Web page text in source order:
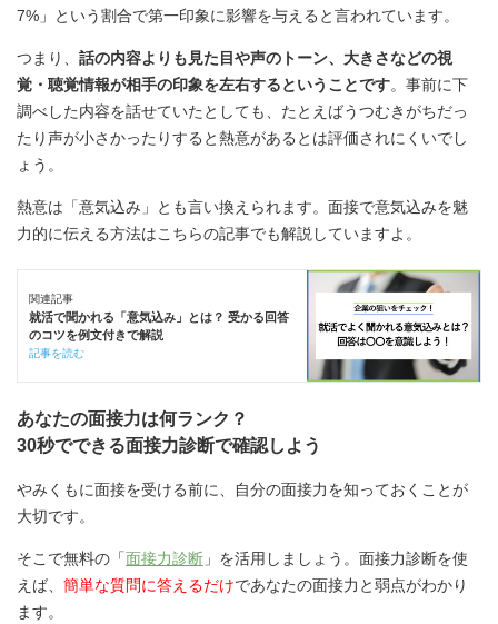
7%」という割合で第一印象に影響を与えると言われています。
つまり、 話の内容よりも見た目や声のトーン、大きさなどの視
覚・聴覚情報が相手の印象を左右するということです。事前に下
調べした内容を話せていたとしても、たとえばうつむきがちだっ
たり声が小さかったりすると熱意があるとは評価されにくいでし
ょう。
熱意は「意気込み」とも言い換えられます。面接で意気込みを魅
力的に伝える方法はこちらの記事でも解説していますよ。
関連記事
就活で聞かれる「意気込み」とは？ 受かる回答
のコツを例文付きで解説
記事を読む
あなたの面接力は何ランク？
30秒でできる面接力診断で確認しよう
やみくもに面接を受ける前に、自分の面接力を知っておくことが
大切です。
そこで無料の「面接力診断 」を活用しましょう。面接力診断を使
えば、 簡単な質問に答えるだけであなたの面接力と弱点がわかり
ます。